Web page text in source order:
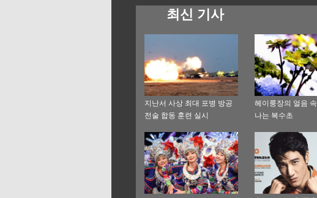
최신 기사
지난서 사상 최대 포병 방공
전술 합동 훈련 실시
헤이룽장의 얼음
나는 복수초